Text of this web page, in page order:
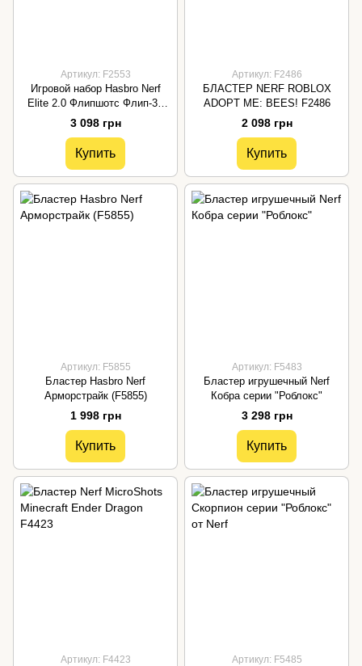
Артикул: F2553
Игровой набор Hasbro Nerf
Elite 2.0 Флипшотс Флип-32
(F2553)
3 098 грн
Купить
Артикул: F2486
БЛАСТЕР NERF ROBLOX
ADOPT ME: BEES! F2486
2 098 грн
Купить
Артикул: F5855
Бластер Hasbro Nerf
Арморстрайк (F5855)
1 998 грн
Купить
Артикул: F5483
Бластер игрушечный Nerf
Кобра серии "Роблокс"
3 298 грн
Купить
Артикул: F4423 Артикул: F5485